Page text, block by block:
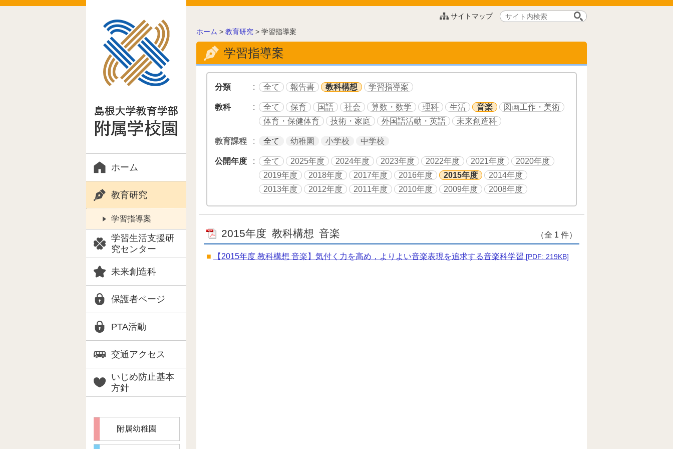
このページの本文へ
ホーム
教育研究
学習指導案
学習生活支援研
究センター
未来創造科
保護者ページ
PTA活動
交通アクセス
いじめ防止基本
方針
サイトマップ
サ
検
こ
の
ー
ホーム > 教育研究 > 学習指導案
学習指導案
分類 全て 報告書 教科構想 学習指導案
教科 全て 保育 国語 社会 算数・数学 理科 生活 音楽
図画工作・美術
体育・保健体育
技術・家庭 外国語活動・英語 未来創造科
教育課程 全て 幼稚園 小学校 中学校
公開年度 全て 2025年度 2024年度 2023年度 2022年度 2021年度
2020年度
2019年度
2018年度 2017年度 2016年度 2015年度
2014年度
2013年度
2012年度 2011年度 2010年度 2009年度 2008年度
2015年度 教科構想 音楽 （全 1 件）
【2015年度 教科構想 音楽】気付く力を高め，よりよい音楽表現を追求する音楽科学習 [PDF: 219KB]
附属幼稚園